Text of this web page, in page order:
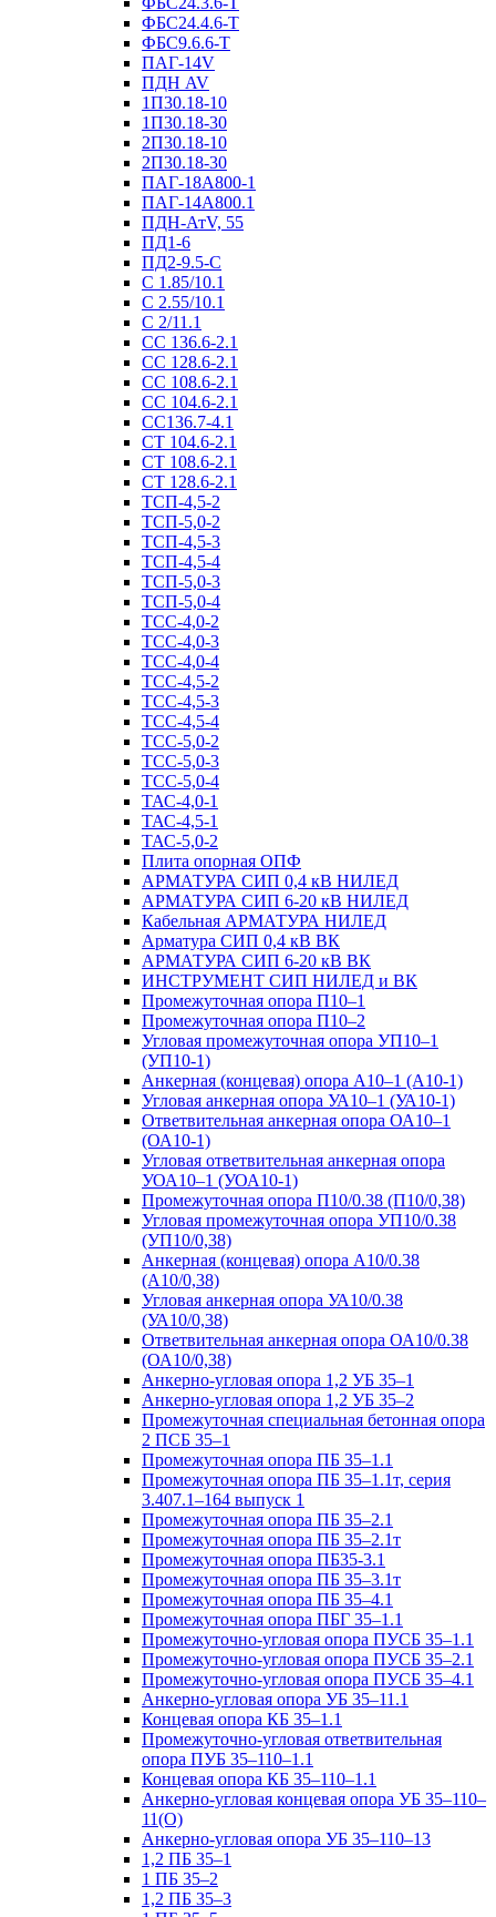
ФБС24.4.6-Т
ФБС9.6.6-Т
ПАГ-14V
ПДН AV
1П30.18-10
1П30.18-30
2П30.18-10
2П30.18-30
ПАГ-18А800-1
ПАГ-14А800.1
ПДН-АтV, 55
ПД1-6
ПД2-9.5-С
С 1.85/10.1
С 2.55/10.1
С 2/11.1
СС 136.6-2.1
СС 128.6-2.1
СС 108.6-2.1
СС 104.6-2.1
СС136.7-4.1
СТ 104.6-2.1
СТ 108.6-2.1
СТ 128.6-2.1
ТСП-4,5-2
ТСП-5,0-2
ТСП-4,5-3
ТСП-4,5-4
ТСП-5,0-3
ТСП-5,0-4
ТСС-4,0-2
ТСС-4,0-3
ТСС-4,0-4
ТСС-4,5-2
ТСС-4,5-3
ТСС-4,5-4
ТСС-5,0-2
ТСС-5,0-3
ТСС-5,0-4
ТАС-4,0-1
ТАС-4,5-1
ТАС-5,0-2
Плита опорная ОПФ
АРМАТУРА СИП 0,4 кВ НИЛЕД
АРМАТУРА СИП 6-20 кВ НИЛЕД
Кабельная АРМАТУРА НИЛЕД
Арматура СИП 0,4 кВ ВК
АРМАТУРА СИП 6-20 кВ ВК
ИНСТРУМЕНТ СИП НИЛЕД и ВК
Промежуточная опора П10–1
Промежуточная опора П10–2
Угловая промежуточная опора УП10–1
(УП10-1)
Анкерная (концевая) опора А10–1 (А10-1)
Угловая анкерная опора УА10–1 (УА10-1)
Ответвительная анкерная опора ОА10–1
(ОА10-1)
Угловая ответвительная анкерная опора
УОА10–1 (УОА10-1)
Промежуточная опора П10/0.38 (П10/0,38)
Угловая промежуточная опора УП10/0.38
(УП10/0,38)
Анкерная (концевая) опора А10/0.38
(А10/0,38)
Угловая анкерная опора УА10/0.38
(УА10/0,38)
Ответвительная анкерная опора ОА10/0.38
(ОА10/0,38)
Анкерно-угловая опора 1,2 УБ 35–1
Анкерно-угловая опора 1,2 УБ 35–2
Промежуточная специальная бетонная опора
2 ПСБ 35–1
Промежуточная опора ПБ 35–1.1
Промежуточная опора ПБ 35–1.1т, серия
3.407.1–164 выпуск 1
Промежуточная опора ПБ 35–2.1
Промежуточная опора ПБ 35–2.1т
Промежуточная опора ПБ35-3.1
Промежуточная опора ПБ 35–3.1т
Промежуточная опора ПБ 35–4.1
Промежуточная опора ПБГ 35–1.1
Промежуточно-угловая опора ПУСБ 35–1.1
Промежуточно-угловая опора ПУСБ 35–2.1
Промежуточно-угловая опора ПУСБ 35–4.1
Анкерно-угловая опора УБ 35–11.1
Концевая опора КБ 35–1.1
Промежуточно-угловая ответвительная
опора ПУБ 35–110–1.1
Концевая опора КБ 35–110–1.1
Анкерно-угловая концевая опора УБ 35–110–
11(О)
Анкерно-угловая опора УБ 35–110–13
1,2 ПБ 35–1
1 ПБ 35–2
1,2 ПБ 35–3